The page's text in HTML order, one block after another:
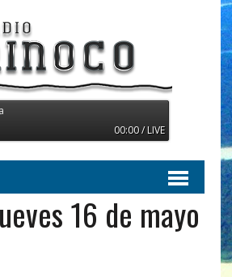
00:00 / LIVE
16 de mayo